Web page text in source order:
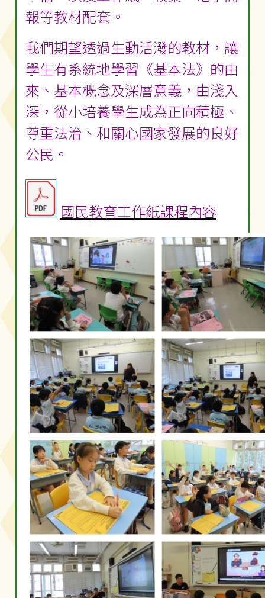
報等教材配套。
我們期望透過生動活潑的教材，讓
學生有系統地學習《基本法》的由
來、基本概念及深層意義，由淺入
深，從小培養學生成為正向積極、
尊重法治、和關心國家發展的良好
公民。
國民教育工作紙課程內容